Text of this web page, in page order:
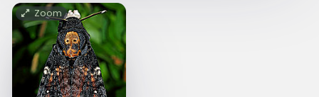
Zoom